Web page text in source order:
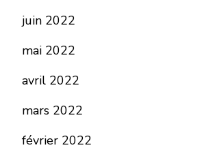
juin 2022
mai 2022
avril 2022
mars 2022
février 2022